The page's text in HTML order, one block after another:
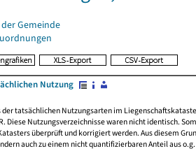
Gemeinde
Nutzung
der tatsächlichen Nutzungsarten im
Diese Nutzungsverzeichnisse waren nicht identisch.
überprüft und korrigiert werden. Aus diesem
auch zu einem nicht quantifizierbaren Anteil aus